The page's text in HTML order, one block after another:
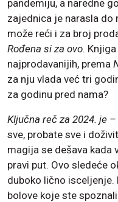
pandemiju, a naredne
zajednica je narasla
može reći i za broj
Rođena si za ovo.
najprodavanijih, prema
za nju vlada već tri
za godinu pred nama?
Ključna reč za 2024. je
sve, probate sve i
magija se dešava kada
pravi put. Ovo sledeće
duboko lično isceljenje.
bolove koje ste